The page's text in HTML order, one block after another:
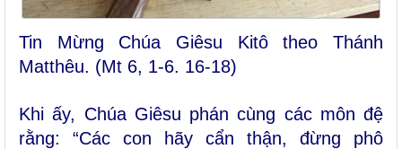
Tin Mừng Chúa Giêsu Kitô theo Thánh
Matthêu. (Mt 6, 1-6. 16-18)
Khi ấy, Chúa Giêsu phán cùng các môn đệ
rằng: “Các con hãy cẩn thận, đừng phô